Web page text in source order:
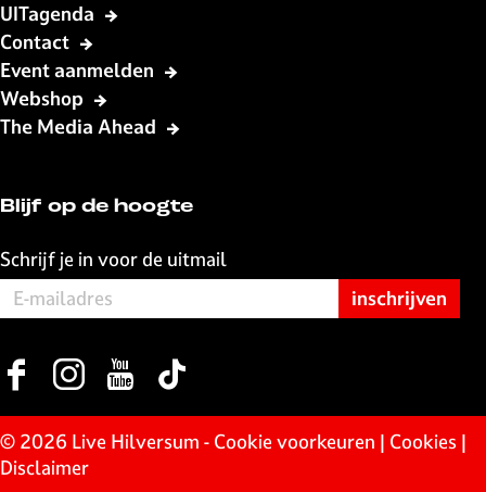
UITagenda
Contact
Event aanmelden
Webshop
The Media Ahead
Blijf op de hoogte
Schrijf je in voor de uitmail
F
a
c
e
I
n
s
t
Y
o
u
T
i
k
© 2026 Live Hilversum - Cookie voorkeuren | Cookies |
Disclaimer